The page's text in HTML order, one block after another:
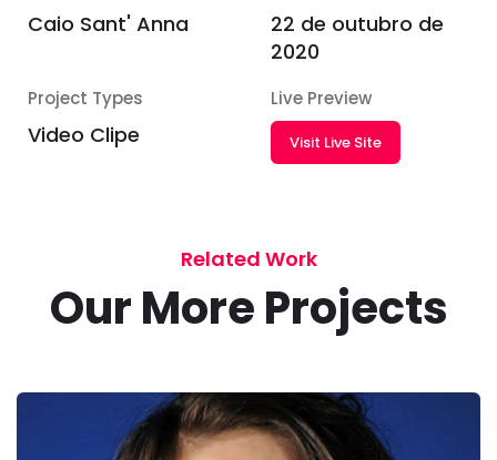
Caio Sant' Anna
22 de outubro de
2020
Project Types
Video Clipe
Live Preview
Visit Live Site
Related Work
Our More Projects